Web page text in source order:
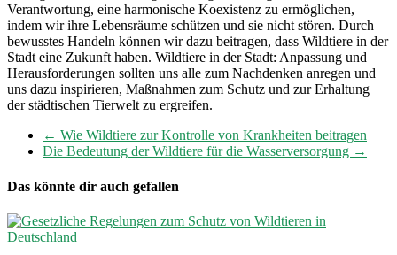
Verantwortung, eine harmonische Koexistenz zu ermöglichen,
indem wir ihre Lebensräume schützen und sie nicht stören. Durch
bewusstes Handeln können wir dazu beitragen, dass Wildtiere in der
Stadt eine Zukunft haben. Wildtiere in der Stadt: Anpassung und
Herausforderungen sollten uns alle zum Nachdenken anregen und
uns dazu inspirieren, Maßnahmen zum Schutz und zur Erhaltung
der städtischen Tierwelt zu ergreifen.
← Wie Wildtiere zur Kontrolle von Krankheiten beitragen
Die Bedeutung der Wildtiere für die Wasserversorgung →
Das könnte dir auch gefallen